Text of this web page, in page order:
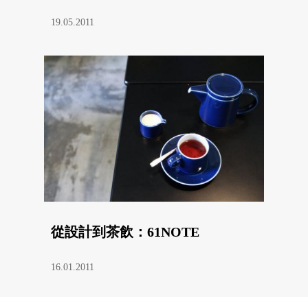
19.05.2011
從設計到茶飲：61NOTE
16.01.2011